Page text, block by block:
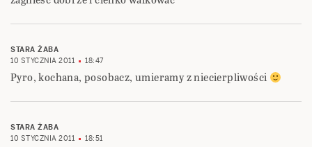
STARA ŻABA
10 STYCZNIA 2011
18:47
Pyro, kochana, posobacz, umieramy z niecierpliwości
STARA ŻABA
10 STYCZNIA 2011
18:51